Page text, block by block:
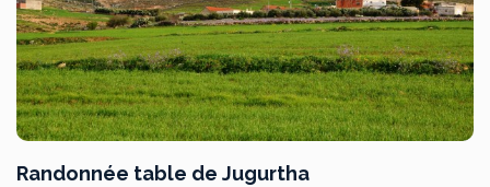
Randonnée table de Jugurtha